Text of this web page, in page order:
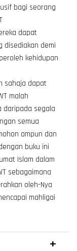
bagi seorang
dapat
disediakan demi
kehidupan
sahaja dapat
malah
daripada segala
semua
ampun dan
buku ini
Islam dalam
sebagaimana
oleh-Nya
mahligai